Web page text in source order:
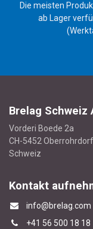
Die meisten
ab Lager
Brelag Schweiz
Vorderi Boede 2a
CH-5452 Oberrohrdorf
Schweiz
Kontakt
info@brelag.com
+41 56 500 18 18